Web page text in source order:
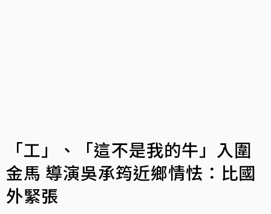
「工」、「這不是我的牛」入圍
金馬 導演吳承筠近鄉情怯：比國
外緊張